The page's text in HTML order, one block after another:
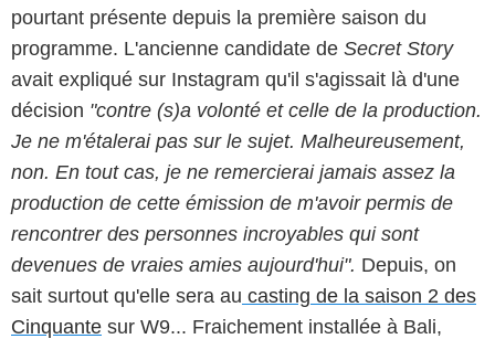
pourtant présente depuis la première saison du
programme. L'ancienne candidate de Secret Story
avait expliqué sur Instagram qu'il s'agissait là d'une
décision "contre (s)a volonté et celle de la production.
Je ne m'étalerai pas sur le sujet. Malheureusement,
non. En tout cas, je ne remercierai jamais assez la
production de cette émission de m'avoir permis de
rencontrer des personnes incroyables qui sont
devenues de vraies amies aujourd'hui". Depuis, on
sait surtout qu'elle sera au casting de la saison 2 des
Cinquante sur W9... Fraichement installée à Bali,